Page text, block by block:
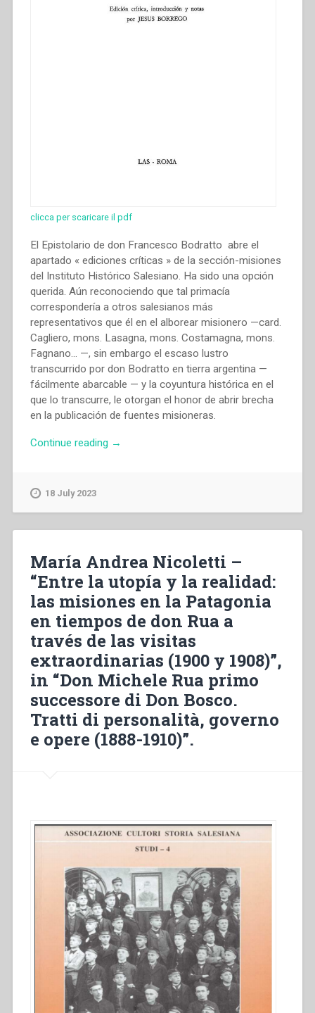
clicca per scaricare il pdf
El Epistolario de don Francesco Bodratto abre el
apartado « ediciones críticas » de la sección-misiones
del Instituto Histórico Salesiano. Ha sido una opción
querida. Aún reconociendo que tal primacía
correspondería a otros salesianos más
representativos que él en el alborear misionero —card.
Cagliero, mons. Lasagna, mons. Costamagna, mons.
Fagnano… —, sin embargo el escaso lustro
transcurrido por don Bodratto en tierra argentina —
fácilmente abarcable — y la coyuntura histórica en el
que lo transcurre, le otorgan el honor de abrir brecha
en la publicación de fuentes misioneras.
Continue reading “Francesco
y
notas
por
Jesus
Borrego”
→
18 July 2023
María Andrea Nicoletti –
“Entre la utopía y la realidad:
las misiones en la Patagonia
en tiempos de don Rua a
través de las visitas
extraordinarias (1900 y 1908)”,
in “Don Michele Rua primo
successore di Don Bosco.
Tratti di personalità, governo
e opere (1888-1910)”.